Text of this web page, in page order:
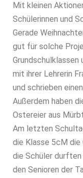
Mit kleinen
Schülerinnen und
Gerade
gut für solche
mit ihrer Lehrerin
und schrieben
Außerdem haben
Ostereier aus
Am letzten
die Klasse 5cM die
die Schüler
den Senioren der